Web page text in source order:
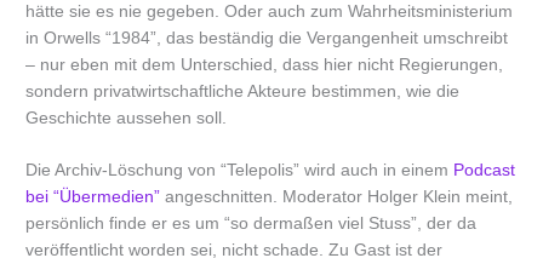
hätte sie es nie gegeben. Oder auch zum Wahrheitsministerium
in Orwells “1984”, das beständig die Vergangenheit umschreibt
– nur eben mit dem Unterschied, dass hier nicht Regierungen,
sondern privatwirtschaftliche Akteure bestimmen, wie die
Geschichte aussehen soll.
Die Archiv-Löschung von “Telepolis” wird auch in einem Podcast
bei “Übermedien” angeschnitten. Moderator Holger Klein meint,
persönlich finde er es um “so dermaßen viel Stuss”, der da
veröffentlicht worden sei, nicht schade. Zu Gast ist der